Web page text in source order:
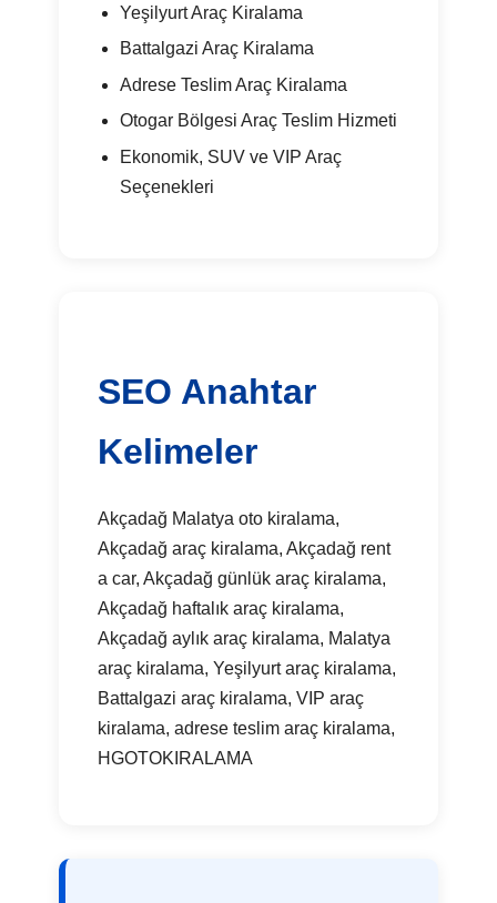
Yeşilyurt Araç Kiralama
Battalgazi Araç Kiralama
Adrese Teslim Araç Kiralama
Otogar Bölgesi Araç Teslim Hizmeti
Ekonomik, SUV ve VIP Araç
Seçenekleri
SEO Anahtar
Kelimeler
Akçadağ Malatya oto kiralama,
Akçadağ araç kiralama, Akçadağ rent
a car, Akçadağ günlük araç kiralama,
Akçadağ haftalık araç kiralama,
Akçadağ aylık araç kiralama, Malatya
araç kiralama, Yeşilyurt araç kiralama,
Battalgazi araç kiralama, VIP araç
kiralama, adrese teslim araç kiralama,
HGOTOKIRALAMA